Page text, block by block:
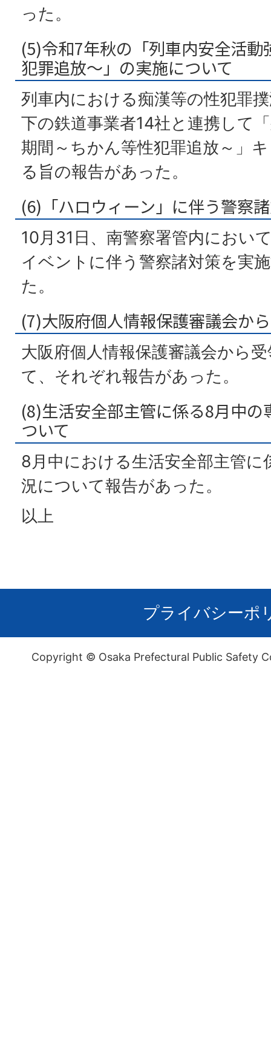
った。
(5)令和7年秋の「列車内安全活
犯罪追放～」の実施について
列車内における痴漢等の性犯罪
下の鉄道事業者14社と連携して
期間～ちかん等性犯罪追放～」
る旨の報告があった。
(6)「ハロウィーン」に伴う警察
10月31日、南警察署管内におい
イベントに伴う警察諸対策を実
た。
(7)大阪府個人情報保護審議会か
大阪府個人情報保護審議会から
て、それぞれ報告があった。
(8)生活安全部主管に係る8月中
ついて
8月中における生活安全部主管に
況について報告があった。
以上
プライバシーポ
Copyright © Osaka Prefectural Public Safety